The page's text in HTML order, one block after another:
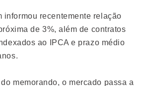
informou recentemente relação
de 3%, além de contratos
ao IPCA e prazo médio
memorando, o mercado passa a